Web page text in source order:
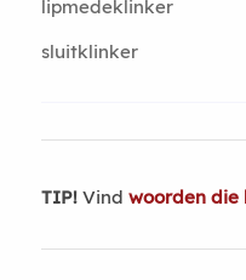
lipmedeklinker
sluitklinker
TIP!Vind woorden die